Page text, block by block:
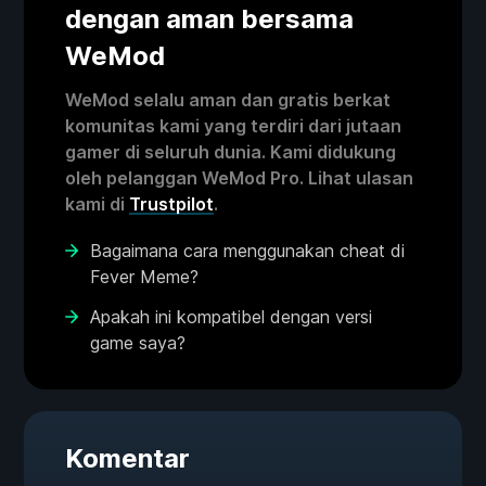
dengan aman bersama
WeMod
WeMod selalu aman dan gratis berkat
komunitas kami yang terdiri dari jutaan
gamer di seluruh dunia. Kami didukung
oleh pelanggan WeMod Pro. Lihat ulasan
kami di Trustpilot.
Bagaimana cara menggunakan cheat di
Fever Meme?
Apakah ini kompatibel dengan versi
game saya?
Komentar